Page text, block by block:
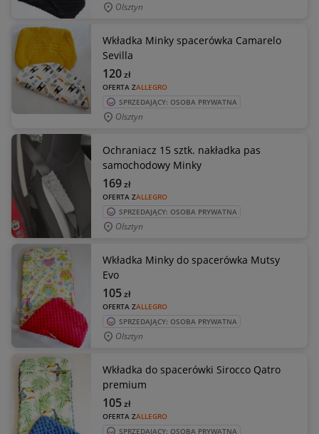
Olsztyn
Wkładka Minky spacerówka Camarelo
Sevilla
OFERTA ZALLEGRO
120zł
SPRZEDAJĄCY: OSOBA PRYWATNA
Olsztyn
Ochraniacz 15 sztk. nakładka pas
samochodowy Minky
OFERTA ZALLEGRO
169zł
SPRZEDAJĄCY: OSOBA PRYWATNA
Olsztyn
Wkładka Minky do spacerówka Mutsy
Evo
OFERTA ZALLEGRO
105zł
SPRZEDAJĄCY: OSOBA PRYWATNA
Olsztyn
Wkładka do spacerówki Sirocco Qatro
premium
OFERTA ZALLEGRO
105zł
SPRZEDAJĄCY: OSOBA PRYWATNA